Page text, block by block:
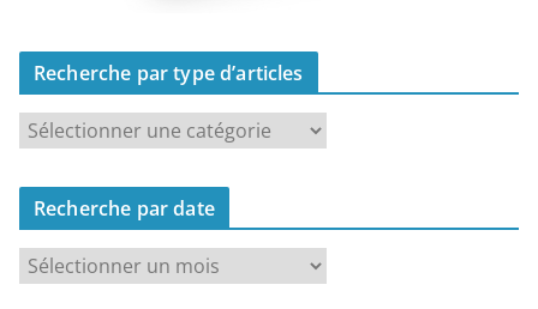
Recherche par type d’articles
c
e
Recherche par date